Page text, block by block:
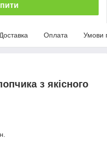
Доставка Оплата Умови
з якісного